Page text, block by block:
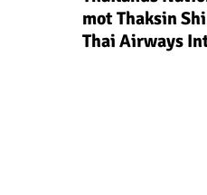
mot Thaksin
Thai Airways